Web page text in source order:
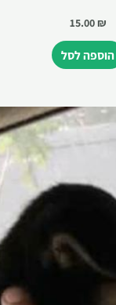
15.00₪
הוספה לסל